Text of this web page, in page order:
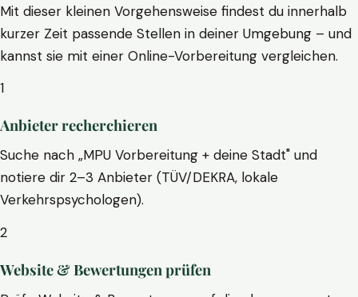
Mit dieser kleinen Vorgehensweise findest du innerhalb
kurzer Zeit passende Stellen in deiner Umgebung – und
kannst sie mit einer Online-Vorbereitung vergleichen.
1
Anbieter recherchieren
Suche nach „MPU Vorbereitung + deine Stadt" und
notiere dir 2–3 Anbieter (TÜV/DEKRA, lokale
Verkehrspsychologen).
2
Website & Bewertungen prüfen